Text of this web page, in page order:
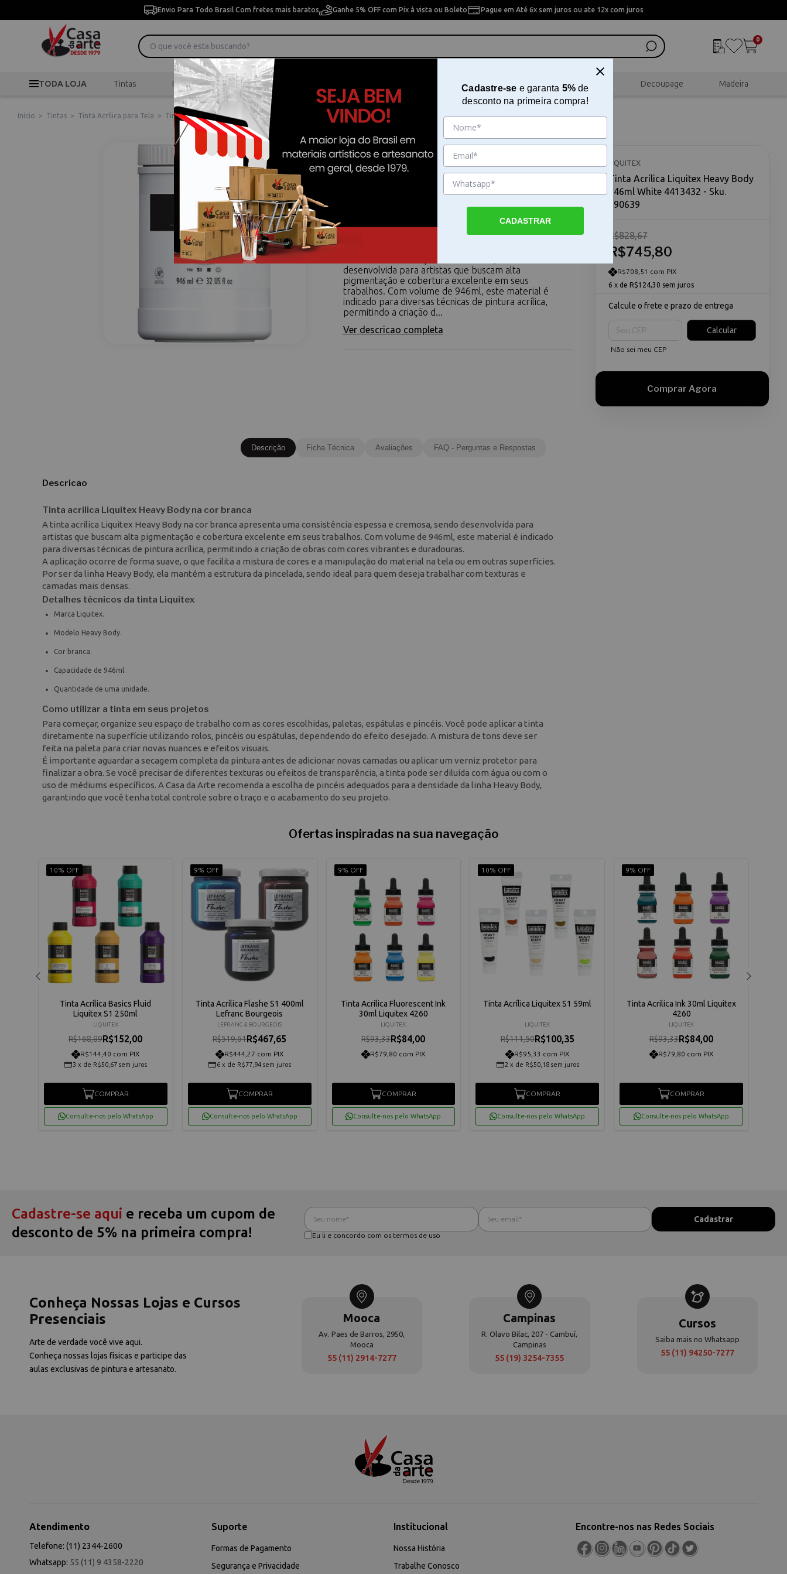
Envio Para Todo Brasil Com fretes mais baratos Ganhe 5% OFF com Pix à vista ou Boleto Pague em Até 6x sem juros ou ate 12x com juros
0
TODA LOJA Tintas Pincéis Desenho Pintura Artesanal Scrapbook Decoupage Madeira
Início > Tintas > Tinta Acrílica para Tela > Tinta Acrílica Liquitex Heavy Body 946ml White 4413432
Tinta Acrílica Liquitex Heavy Body 946ml
White 4413432
Tinta acrilica Liquitex Heavy Body na cor branca A tinta
desenvolvida para artistas que buscam alta
pigmentação e cobertura excelente em seus
trabalhos. Com volume de 946ml, este material é
indicado para diversas técnicas de pintura acrílica,
permitindo a criação d...
Ver descricao completa
LIQUITEX
Tinta Acrílica Liquitex Heavy Body
946ml White 4413432 - Sku.
190639
R$745,80
R$828,67
R$708,51 com PIX
6 x de R$124,30 sem juros
Calcule o frete e prazo de entrega
Calcular
Não sei meu CEP
Descrição Ficha Técnica Avaliações FAQ - Perguntas e Respostas
Descricao
Tinta acrilica Liquitex Heavy Body na cor branca
A tinta acrilica Liquitex Heavy Body na cor branca apresenta uma consistência espessa e cremosa, sendo desenvolvida para
artistas que buscam alta pigmentação e cobertura excelente em seus trabalhos. Com volume de 946ml, este material é indicado
para diversas técnicas de pintura acrílica, permitindo a criação de obras com cores vibrantes e duradouras.
A aplicação ocorre de forma suave, o que facilita a mistura de cores e a manipulação do material na tela ou em outras superfícies.
Por ser da linha Heavy Body, ela mantém a estrutura da pincelada, sendo ideal para quem deseja trabalhar com texturas e
camadas mais densas.
Detalhes técnicos da tinta Liquitex
Marca Liquitex.
Modelo Heavy Body.
Cor branca.
Capacidade de 946ml.
Quantidade de uma unidade.
Como utilizar a tinta em seus projetos
Para começar, organize seu espaço de trabalho com as cores escolhidas, paletas, espátulas e pincéis. Você pode aplicar a tinta
diretamente na superfície utilizando rolos, pincéis ou espátulas, dependendo do efeito desejado. A mistura de tons deve ser
feita na paleta para criar novas nuances e efeitos visuais.
É importante aguardar a secagem completa da pintura antes de adicionar novas camadas ou aplicar um verniz protetor para
finalizar a obra. Se você precisar de diferentes texturas ou efeitos de transparência, a tinta pode ser diluída com água ou com o
uso de médiums específicos. A Casa da Arte recomenda a escolha de pincéis adequados para a densidade da linha Heavy Body,
garantindo que você tenha total controle sobre o traço e o acabamento do seu projeto.
Ofertas inspiradas na sua navegação
10% OFF
Tinta Acrílica Basics Fluid
Liquitex S1 250ml
LIQUITEX
R$168,89R$152,00
R$144,40 com PIX
3 x de R$50,67 sem juros
COMPRAR
Consulte-nos pelo WhatsApp
9% OFF
Tinta Acrílica Flashe S1 400ml
Lefranc Bourgeois
LEFRANC & BOURGEOIS
R$519,61R$467,65
R$444,27 com PIX
6 x de R$77,94 sem juros
COMPRAR
Consulte-nos pelo WhatsApp
9% OFF
Tinta Acrilica Fluorescent Ink
30ml Liquitex 4260
LIQUITEX
R$93,33R$84,00
R$79,80 com PIX
COMPRAR
Consulte-nos pelo WhatsApp
10% OFF
Tinta Acrílica Liquitex S1 59ml
LIQUITEX
R$111,50R$100,35
R$95,33 com PIX
2 x de R$50,18 sem juros
COMPRAR
Consulte-nos pelo WhatsApp
9% OFF
Tinta Acrilica Ink 30ml Liquitex
4260
LIQUITEX
R$93,33R$84,00
R$79,80 com PIX
COMPRAR
Consulte-nos pelo WhatsApp
Cadastre-se aqui e receba um cupom de
desconto de 5% na primeira compra!
Eu li e concordo com os termos de uso
Conheça Nossas Lojas e Cursos
Presenciais
Arte de verdade você vive aqui.
Conheça nossas lojas físicas e participe das
aulas exclusivas de pintura e artesanato.
Mooca
Av. Paes de Barros, 2950,
Mooca
55 (11) 2914-7277
Campinas
R. Olavo Bilac, 207 - Cambuí,
Campinas
55 (19) 3254-7355
Cursos
Saiba mais no Whatsapp
55 (11) 94250-7277
Atendimento
Telefone: (11) 2344-2600
Whatsapp: 55 (11) 9 4358-2220
Suporte
Formas de Pagamento
Segurança e Privacidade
Institucional
Nossa História
Trabalhe Conosco
Encontre-nos nas Redes Sociais
Cadastre-se e garanta 5%de
desconto na primeira compra!
CADASTRAR